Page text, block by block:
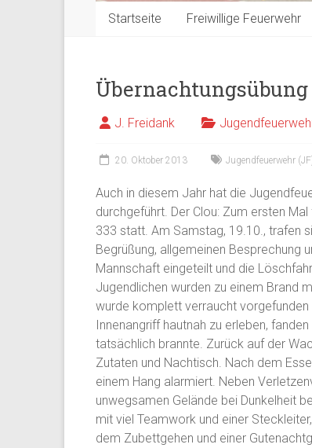
Startseite Freiwillige Feuerwehr
J. Freidank
20. Oktober 2013 Jugendfeuerwehr
Auch in diesem Jahr hat die
durchgeführt. Der Clou: Zum ersten
333 statt. Am Samstag, 19.10., trafen
Begrüßung, allgemeinen Besprechung
Mannschaft eingeteilt und die
Jugendlichen wurden zu einem Brand
wurde komplett verraucht vorgefunden
Innenangriff hautnah zu erleben,
tatsächlich brannte. Zurück auf der
Zutaten und Nachtisch. Nach dem
einem Hang alarmiert. Neben
unwegsamen Gelände bei Dunkelheit
mit viel Teamwork und einer
dem Zubettgehen und einer